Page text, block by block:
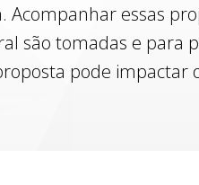
essas
são tomadas e para
pode impactar